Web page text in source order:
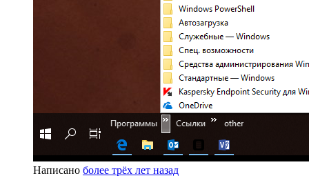
Написано более трёх лет назад